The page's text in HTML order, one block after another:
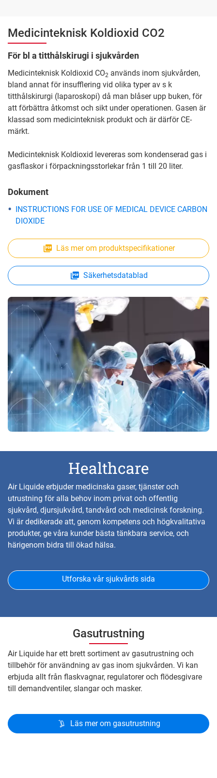
Medicinteknisk Koldioxid CO2
För bl a titthålskirugi i sjukvården
Medicinteknisk Koldioxid CO2 används inom sjukvården,
bland annat för insufflering vid olika typer av s k
titthålskirurgi (laparoskopi) då man blåser upp buken, för
att förbättra åtkomst och sikt under operationen. Gasen är
klassad som medicinteknisk produkt och är därför CE-
märkt.
Medicinteknisk Koldioxid levereras som kondenserad gas i
gasflaskor i förpackningsstorlekar från 1 till 20 liter.
Dokument
INSTRUCTIONS FOR USE OF MEDICAL DEVICE CARBON
DIOXIDE
Läs mer om produktspecifikationer
Säkerhetsdatablad
Healthcare
Air Liquide erbjuder medicinska gaser, tjänster och
utrustning för alla behov inom privat och offentlig
sjukvård, djursjukvård, tandvård och medicinsk forskning.
Vi är dedikerade att, genom kompetens och högkvalitativa
produkter, ge våra kunder bästa tänkbara service, och
härigenom bidra till ökad hälsa.
Utforska vår sjukvårds sida
Gasutrustning
Air Liquide har ett brett sortiment av gasutrustning och
tillbehör för användning av gas inom sjukvården. Vi kan
erbjuda allt från flaskvagnar, regulatorer och flödesgivare
till demandventiler, slangar och masker.
Läs mer om gasutrustning